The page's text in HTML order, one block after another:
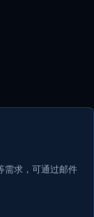
需求，可通过邮件